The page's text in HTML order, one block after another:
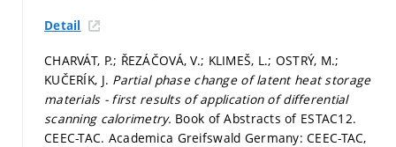
Detail
CHARVÁT, P.; ŘEZÁČOVÁ, V.; KLIMEŠ, L.; OSTRÝ, M.;
KUČERÍK, J. Partial phase change of latent heat storage
materials - first results of application of differential
scanning calorimetry. Book of Abstracts of ESTAC12.
CEEC-TAC. Academica Greifswald Germany: CEEC-TAC,